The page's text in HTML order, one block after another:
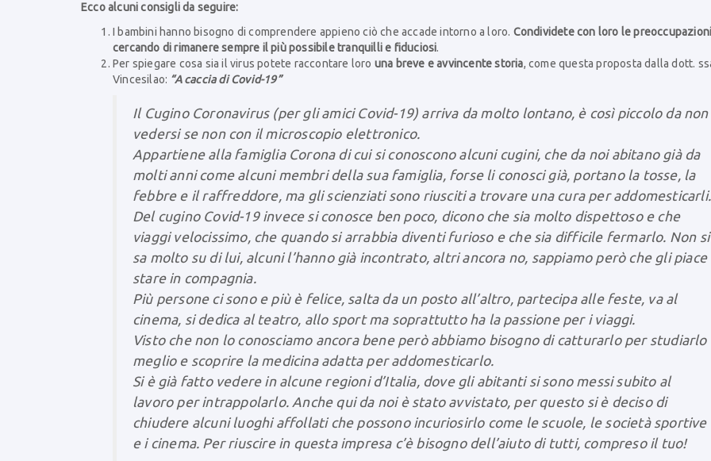
Ecco alcuni consigli da seguire:
I bambini hanno bisogno di comprendere appieno ciò che accade intorno a loro. Condividete con loro le
cercando di rimanere sempre il più possibile tranquilli e fiduciosi.
Per spiegare cosa sia il virus potete raccontare loro una breve e avvincente storia, come questa proposta dalla dott.
Vincesilao: “A caccia di Covid-19”
Il Cugino Coronavirus (per gli amici Covid-19) arriva da molto lontano, è così piccolo da non
vedersi se non con il microscopio elettronico.
Appartiene alla famiglia Corona di cui si conoscono alcuni cugini, che da noi abitano già da
molti anni come alcuni membri della sua famiglia, forse li conosci già, portano la tosse, la
febbre e il raffreddore, ma gli scienziati sono riusciti a trovare una cura per addomesticarli.
Del cugino Covid-19 invece si conosce ben poco, dicono che sia molto dispettoso e che
viaggi velocissimo, che quando si arrabbia diventi furioso e che sia difficile fermarlo. Non si
sa molto su di lui, alcuni l’hanno già incontrato, altri ancora no, sappiamo però che gli piace
stare in compagnia.
Più persone ci sono e più è felice, salta da un posto all’altro, partecipa alle feste, va al
cinema, si dedica al teatro, allo sport ma soprattutto ha la passione per i viaggi.
Visto che non lo conosciamo ancora bene però abbiamo bisogno di catturarlo per studiarlo
meglio e scoprire la medicina adatta per addomesticarlo.
Si è già fatto vedere in alcune regioni d’Italia, dove gli abitanti si sono messi subito al
lavoro per intrappolarlo. Anche qui da noi è stato avvistato, per questo si è deciso di
chiudere alcuni luoghi affollati che possono incuriosirlo come le scuole, le società sportive
e i cinema. Per riuscire in questa impresa c’è bisogno dell’aiuto di tutti, compreso il tuo!